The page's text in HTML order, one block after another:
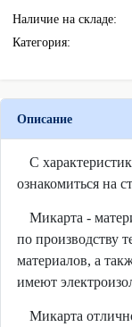
Наличие на складе:
Категория:
Описание
С
ознакомиться на
Микарта -
по производству
материалов, а
имеют
Микарта